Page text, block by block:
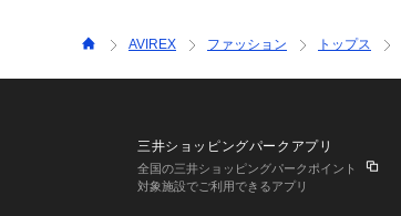
AVIREX ファッション トップス
三井ショッピングパークアプリ
全国の三井ショッピングパークポイント
対象施設でご利用できるアプリ